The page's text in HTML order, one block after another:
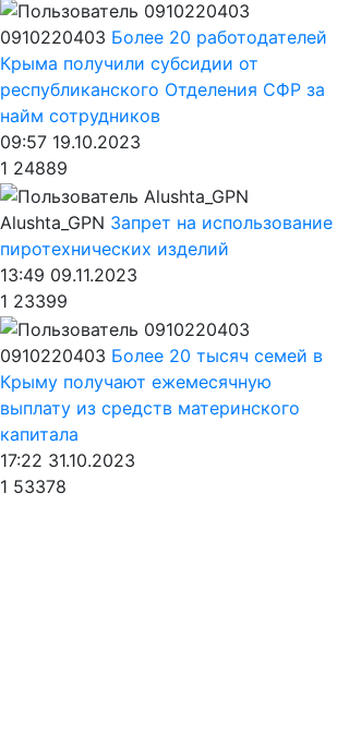
0910220403 Более 20 работодателей
Крыма получили субсидии от
республиканского Отделения СФР за
найм сотрудников
09:57 19.10.2023
1 24889
Alushta_GPN Запрет на использование
пиротехнических изделий
13:49 09.11.2023
1 23399
0910220403 Более 20 тысяч семей в
Крыму получают ежемесячную
выплату из средств материнского
капитала
17:22 31.10.2023
1 53378